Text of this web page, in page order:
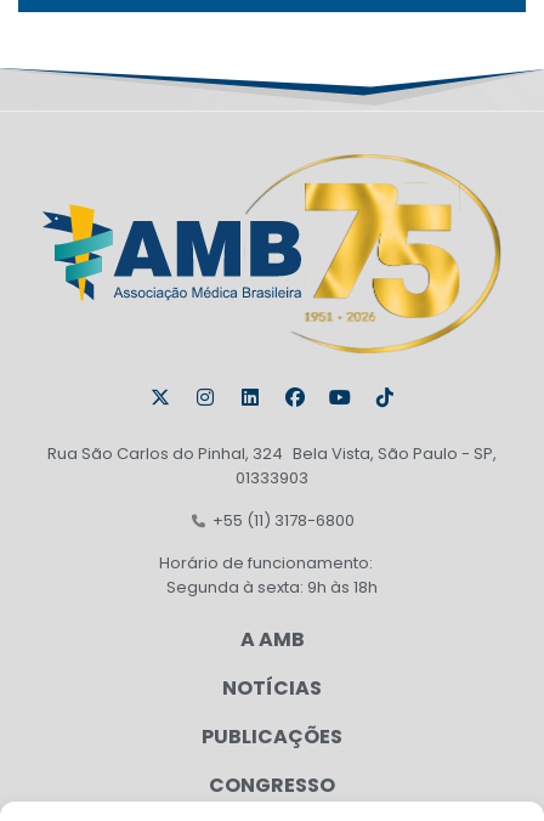
Rua São Carlos do Pinhal, 324 Bela Vista, São Paulo - SP,
01333903
+55 (11) 3178-6800
Horário de funcionamento:
Segunda à sexta: 9h às 18h
A AMB
NOTÍCIAS
PUBLICAÇÕES
CONGRESSO